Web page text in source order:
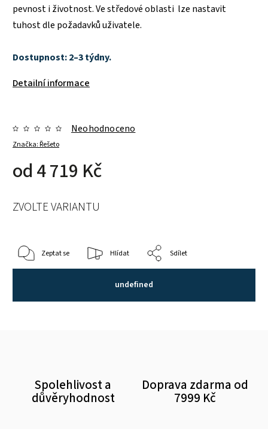
pevnost i životnost. Ve středové oblasti lze nastavit
tuhost dle požadavků uživatele.
Dostupnost: 2–3 týdny.
Detailní informace
Značka:Řešeto
Neohodnoceno
od4 719 Kč
ZVOLTE VARIANTU
Zeptat se Hlídat Sdílet
undefined
Spolehlivost a
důvěryhodnost
Doprava zdarma od
7999 Kč